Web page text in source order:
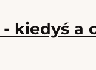
kiedyś a